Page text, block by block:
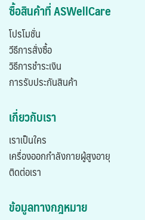
ซื้อสินค้าที่ ASWellCare
โปรโมชั่น
วีธีการสั่งซื้อ
วิธีการชำระเงิน
การรับประกันสินค้า
เกี่ยวกับเรา
เราเป็นใคร
เครื่องออกกำลังกายผู้สูงอายุ
ติดต่อเรา
ข้อมูลทางกฎหมาย